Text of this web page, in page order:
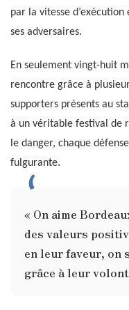
par la vitesse
ses adversaires.
En seulement vingt-huit
rencontre grâce à
supporters présents au
à un véritable festival de
le danger, chaque
fulgurante.
« On aime
des valeurs
en leur faveur, on
grâce à leur